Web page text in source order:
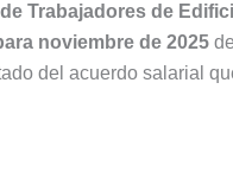
Trabajadores de
noviembre de 2025
del acuerdo salarial